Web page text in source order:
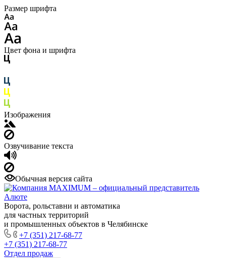
Размер шрифта
Цвет фона и шрифта
Изображения
Озвучивание текста
Обычная версия сайта
Ворота, рольставни и автоматика
для частных территорий
и промышленных объектов в Челябинске
+7 (351) 217-68-77
+7 (351) 217-68-77
Отдел продаж